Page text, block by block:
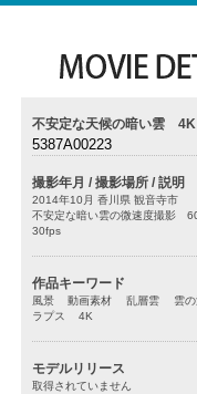
不安定な天候の暗い雲
5387A00223
撮影年月 / 撮影場所 / 説明
2014年10月 香川県 観音寺市
不安定な暗い雲の微速度撮影
30fps
作品キーワード
風景 動画素材 乱層雲 雲
ラプス 4K
モデルリリース
取得されていません